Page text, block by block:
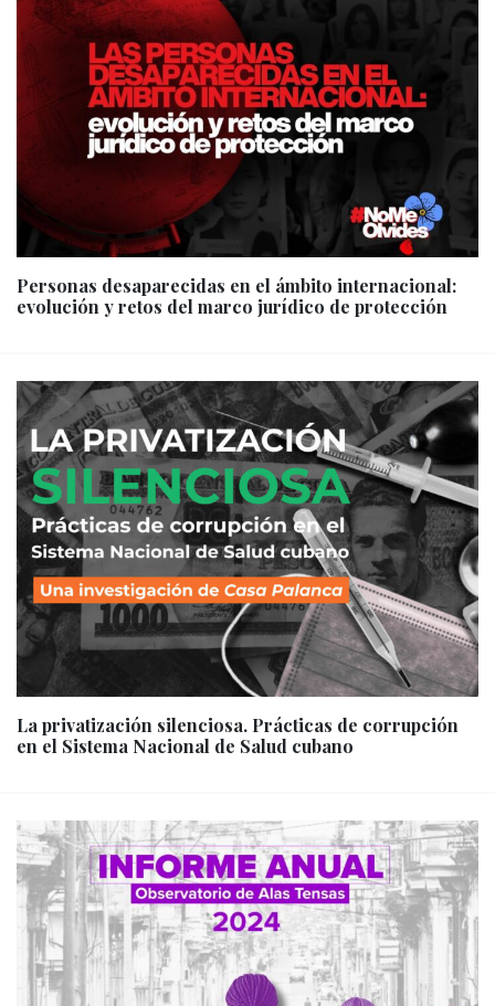
Personas desaparecidas en el ámbito internacional:
evolución y retos del marco jurídico de protección
La privatización silenciosa. Prácticas de corrupción
en el Sistema Nacional de Salud cubano